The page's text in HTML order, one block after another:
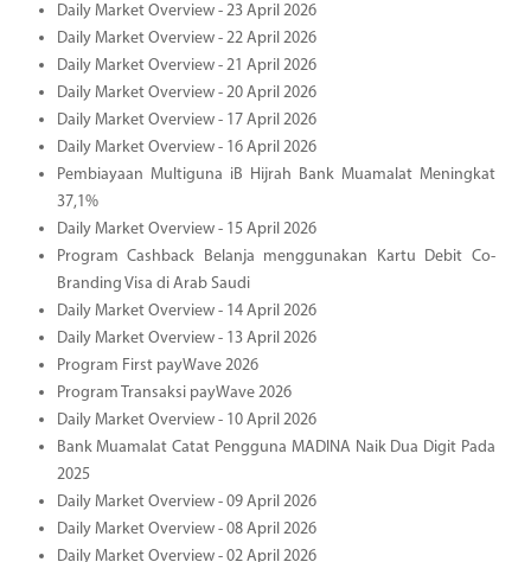
Daily Market Overview - 23 April 2026
Daily Market Overview - 22 April 2026
Daily Market Overview - 21 April 2026
Daily Market Overview - 20 April 2026
Daily Market Overview - 17 April 2026
Daily Market Overview - 16 April 2026
Pembiayaan Multiguna iB Hijrah Bank Muamalat Meningkat
37,1%
Daily Market Overview - 15 April 2026
Program Cashback Belanja menggunakan Kartu Debit Co-
Branding Visa di Arab Saudi
Daily Market Overview - 14 April 2026
Daily Market Overview - 13 April 2026
Program First payWave 2026
Program Transaksi payWave 2026
Daily Market Overview - 10 April 2026
Bank Muamalat Catat Pengguna MADINA Naik Dua Digit Pada
2025
Daily Market Overview - 09 April 2026
Daily Market Overview - 08 April 2026
Daily Market Overview - 02 April 2026